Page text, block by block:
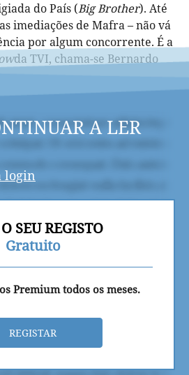
do País (Big Brother). Até
imediações de Mafra – não vá
por algum concorrente. É a
da TVI, chama-se Bernardo
A LER
login
SEU REGISTO
Gratuito
Premium todos os meses.
REGISTAR